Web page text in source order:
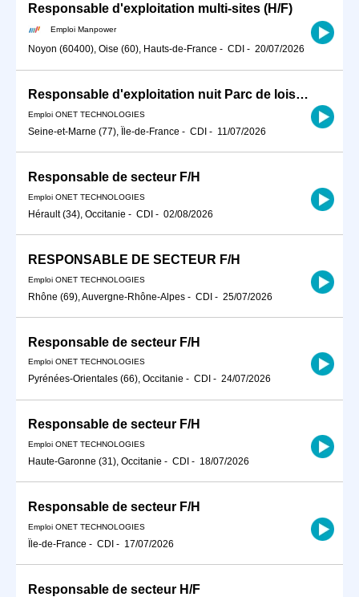
Responsable d'exploitation multi-sites (H/F)
Emploi Manpower
Noyon (60400), Oise (60), Hauts-de-France - CDI - 20/07/2026
Responsable d'exploitation nuit Parc de loisir F/H
Emploi ONET TECHNOLOGIES
Seine-et-Marne (77), Île-de-France - CDI - 11/07/2026
Responsable de secteur F/H
Emploi ONET TECHNOLOGIES
Hérault (34), Occitanie - CDI - 02/08/2026
RESPONSABLE DE SECTEUR F/H
Emploi ONET TECHNOLOGIES
Rhône (69), Auvergne-Rhône-Alpes - CDI - 25/07/2026
Responsable de secteur F/H
Emploi ONET TECHNOLOGIES
Pyrénées-Orientales (66), Occitanie - CDI - 24/07/2026
Responsable de secteur F/H
Emploi ONET TECHNOLOGIES
Haute-Garonne (31), Occitanie - CDI - 18/07/2026
Responsable de secteur F/H
Emploi ONET TECHNOLOGIES
Île-de-France - CDI - 17/07/2026
Responsable de secteur H/F